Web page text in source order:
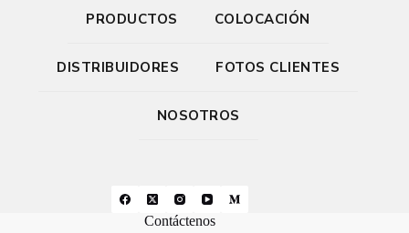
PRODUCTOS COLOCACIÓN
DISTRIBUIDORES FOTOS CLIENTES
NOSOTROS
Contáctenos